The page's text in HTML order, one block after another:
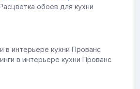
обоев для кухни
в интерьере кухни Прованс